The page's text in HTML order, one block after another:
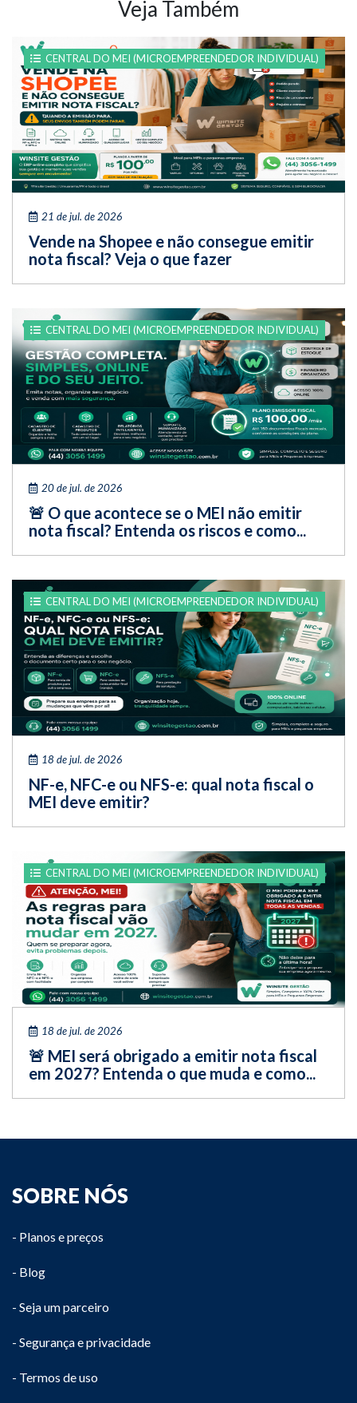
Veja Também
CENTRAL DO MEI (MICROEMPREENDEDOR INDIVIDUAL)
21 de jul. de 2026
Vende na Shopee e não consegue emitir
nota fiscal? Veja o que fazer
CENTRAL DO MEI (MICROEMPREENDEDOR INDIVIDUAL)
20 de jul. de 2026
🚨 O que acontece se o MEI não emitir
nota fiscal? Entenda os riscos e como...
CENTRAL DO MEI (MICROEMPREENDEDOR INDIVIDUAL)
18 de jul. de 2026
NF-e, NFC-e ou NFS-e: qual nota fiscal o
MEI deve emitir?
CENTRAL DO MEI (MICROEMPREENDEDOR INDIVIDUAL)
18 de jul. de 2026
🚨 MEI será obrigado a emitir nota fiscal
em 2027? Entenda o que muda e como...
SOBRE NÓS
- Planos e preços
- Blog
- Seja um parceiro
- Segurança e privacidade
- Termos de uso